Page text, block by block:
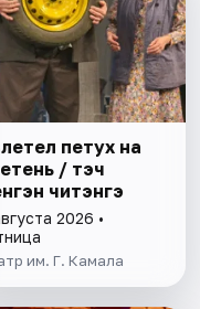
петух на
/ Әтэч
читэнгэ
2026 •
им. Г. Камала